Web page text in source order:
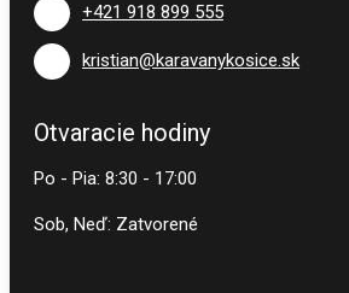
+421 918 899 555
kristian@karavanykosice.sk
Otvaracie hodiny
Po - Pia: 8:30 - 17:00
Sob, Neď: Zatvorené